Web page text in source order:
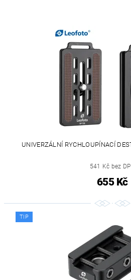
UNIVERZÁLNÍ RYCHLOUPÍNACÍ
541 Kč bez
655 Kč
TIP